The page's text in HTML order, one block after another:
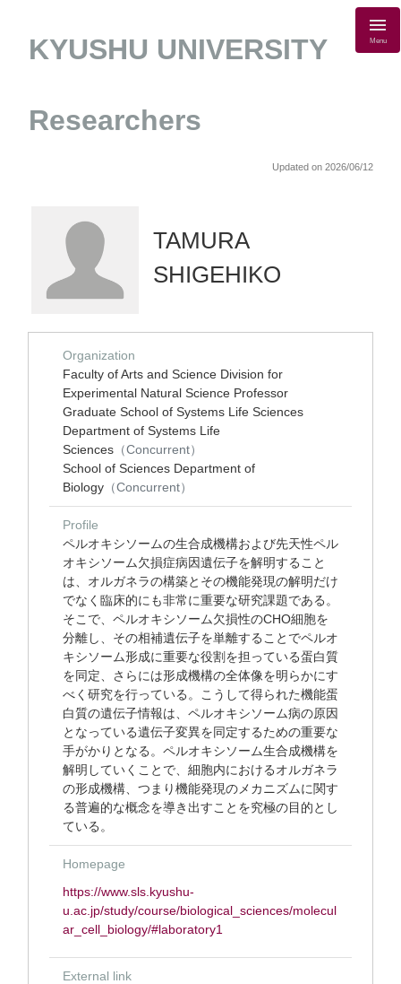
KYUSHU UNIVERSITY
Researchers
Menu
Updated on 2026/06/12
TAMURA
SHIGEHIKO
Organization
Faculty of Arts and Science Division for
Experimental Natural Science Professor
Graduate School of Systems Life Sciences
Department of Systems Life
Sciences （Concurrent）
School of Sciences Department of
Biology （Concurrent）
Profile
ペルオキシソームの生合成機構および先天性ペル
オキシソーム欠損症病因遺伝子を解明すること
は、オルガネラの構築とその機能発現の解明だけ
でなく臨床的にも非常に重要な研究課題である。
そこで、ペルオキシソーム欠損性のCHO細胞を
分離し、その相補遺伝子を単離することでペルオ
キシソーム形成に重要な役割を担っている蛋白質
を同定、さらには形成機構の全体像を明らかにす
べく研究を行っている。こうして得られた機能蛋
白質の遺伝子情報は、ペルオキシソーム病の原因
となっている遺伝子変異を同定するための重要な
手がかりとなる。ペルオキシソーム生合成機構を
解明していくことで、細胞内におけるオルガネラ
の形成機構、つまり機能発現のメカニズムに関す
る普遍的な概念を導き出すことを究極の目的とし
ている。
Homepage
https://www.sls.kyushu-
u.ac.jp/study/course/biological_sciences/molecul
ar_cell_biology/#laboratory1
External link